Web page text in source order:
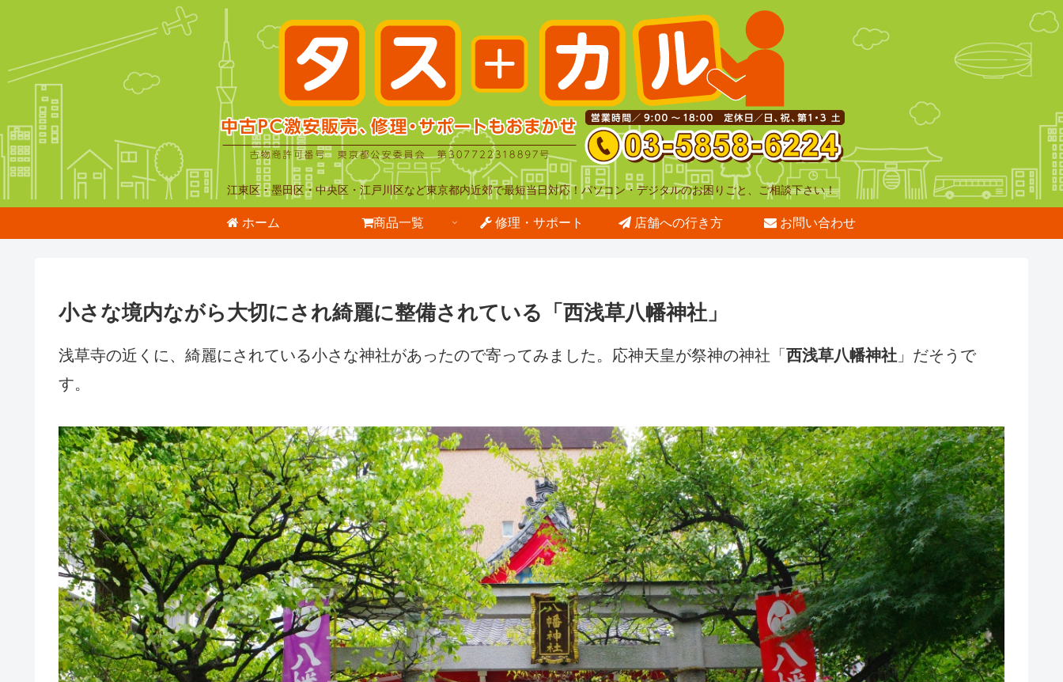
江東区・墨田区・中央区・江戸川区など東京都内近郊で最短当日対応！パソコン・デジタルのお困りごと、ご相談下さい！
ホーム 商品一覧 修理・サポート 店舗への行き方 お問い合わせ
小さな境内ながら大切にされ綺麗に整備されている「西浅草八幡神社」
浅草寺の近くに、綺麗にされている小さな神社があったので寄ってみました。応神天皇が祭神の神社「 西浅草八幡神社 」だそうで
す。